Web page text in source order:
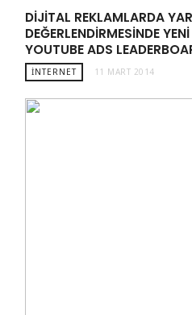
DIJITAL REKLAMLARDA
DEĞERLENDIRMESINDE
YOUTUBE ADS
İNTERNET 11 MART 2014